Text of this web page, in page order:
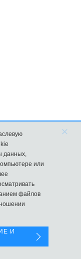
данных,
или
файлов
×
И